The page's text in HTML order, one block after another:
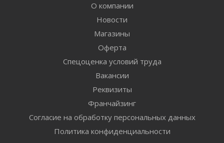
О компании
Новости
Магазины
Оферта
Спецоценка условий труда
Вакансии
Реквизиты
Франчайзинг
Согласие на обработку персональных данных
Политика конфиденциальности